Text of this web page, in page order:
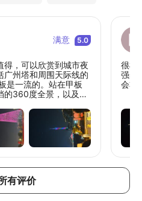
满意 5.0
得，可以欣赏到城市夜
广州塔和周围天际线的
是一流的。站在甲板
的360度全景，以及沿
欣赏风景的完美时长，
甲板会有一个专属座
旅程更加舒适。 请务必
码头。如果您习惯了
验非常棒。强烈推荐给
很棒
强烈
会非
有评价